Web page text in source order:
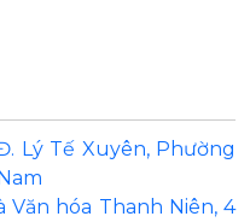
Lý Tế Xuyên, Phường
Văn hóa Thanh Niên, 4